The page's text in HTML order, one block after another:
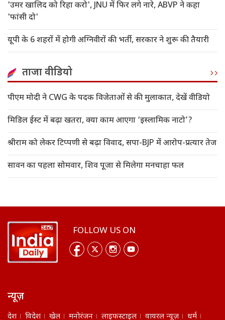
'उमर खालिद को रिहा करो', JNU में फिर लगे नारे, ABVP ने कहा
'फांसी दो'
यूपी के 6 शहरों में होगी अग्निवीरों की भर्ती, सरकार ने शुरू की तैयारी
ताजा वीडियो
पीएम मोदी ने CWG के पदक विजेताओं से की मुलाकात, देखें वीडियो
मिडिल ईस्ट में बढ़ा खतरा, क्या काम आएगा ‘इस्लामिक नाटो’?
श्रीराम को लेकर टिप्पणी से बढ़ा विवाद, सपा-BJP में आरोप-प्रत्यार तेज
सावन का पहला सोमवार, शिव पूजा से मिलेगा मनचाहा फल
FOLLOW US ON
न्यूज़
देश विदेश खेल मनोरंजन लाइफस्टाइल वायरल न्यूज़ धर्म